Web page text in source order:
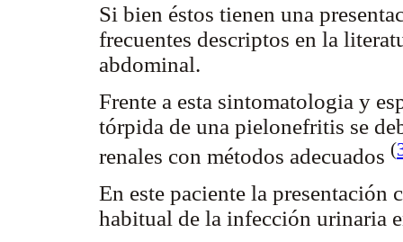
Si bien éstos tienen una
frecuentes descriptos en la
abdominal.
Frente a esta sintomatologia y
tórpida de una pielonefritis se
renales con métodos adecuados (
En este paciente la
habitual de la infección urinaria